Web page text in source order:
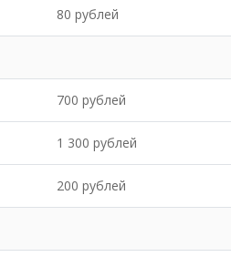
80 рублей
700 рублей
1 300 рублей
200 рублей